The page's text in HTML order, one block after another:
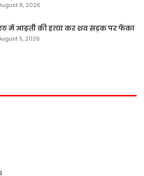
6, 2026
में आढ़ती की हत्या कर शव सड़क पर फेंका
5, 2026